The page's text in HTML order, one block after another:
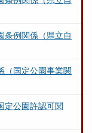
条例関係（県立自
（国定公園事業関
定公園許認可関